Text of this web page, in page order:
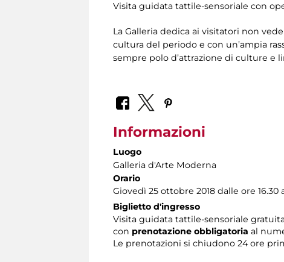
Visita guidata tattile-sensoriale con
La Galleria dedica ai visitatori non
cultura del periodo e con un’ampia
sempre polo d’attrazione di culture e
Informazioni
Luogo
Galleria d'Arte Moderna
Orario
Giovedì 25 ottobre 2018 dalle ore 16.30
Biglietto d'ingresso
Visita guidata tattile-sensoriale
con prenotazione obbligatoria al
Le prenotazioni si chiudono 24 ore